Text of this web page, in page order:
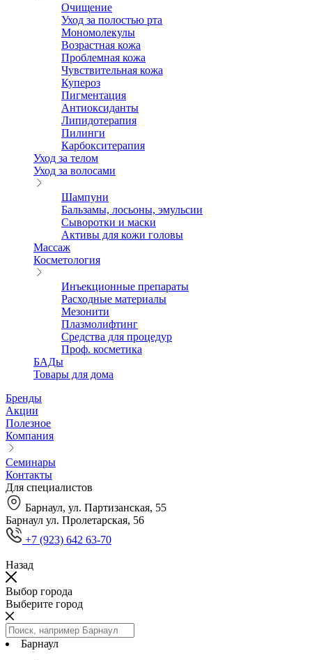
Очищение
Уход за полостью рта
Мономолекулы
Возрастная кожа
Проблемная кожа
Чувствительная кожа
Купероз
Пигментация
Антиоксиданты
Липидотерапия
Пилинги
Карбокситерапия
Уход за телом
Уход за волосами
Шампуни
Бальзамы, лосьоны, эмульсии
Сыворотки и маски
Активы для кожи головы
Массаж
Косметология
Инъекционные препараты
Расходные материалы
Мезонити
Плазмолифтинг
Средства для процедур
Проф. косметика
БАДы
Товары для дома
Бренды
Акции
Полезное
Компания
Семинары
Контакты
Для специалистов
Барнаул, ул. Партизанская, 55
Барнаул ул. Пролетарская, 56
+7 (923) 642 63-70
Назад
Выбор города
Выберите город
Барнаул